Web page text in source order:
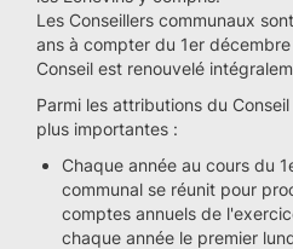
Les Conseillers communaux
ans à compter du 1er
Conseil est renouvelé
Parmi les attributions du
plus importantes :
Chaque année au cours du
communal se réunit pour
comptes annuels de
chaque année le premier